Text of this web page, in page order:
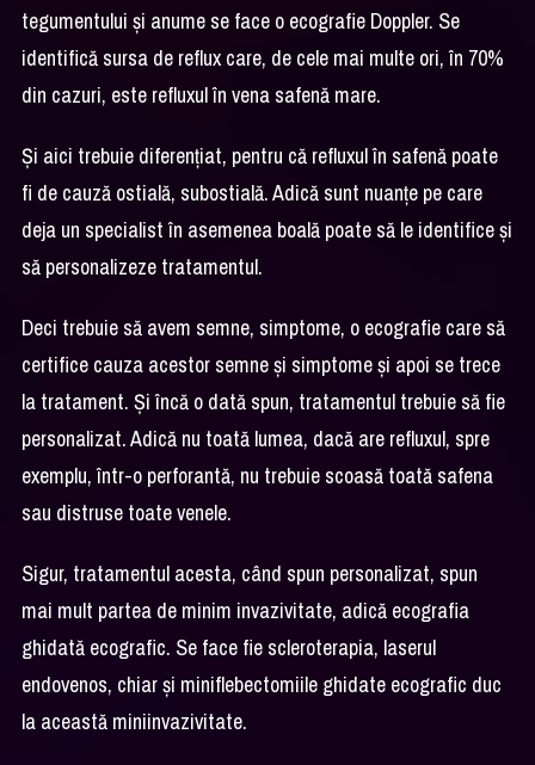
tegumentului și anume se face o ecografie Doppler. Se
identifică sursa de reflux care, de cele mai multe ori, în 70%
din cazuri, este refluxul în vena safenă mare.
Și aici trebuie diferențiat, pentru că refluxul în safenă poate
fi de cauză ostială, subostială. Adică sunt nuanțe pe care
deja un specialist în asemenea boală poate să le identifice și
să personalizeze tratamentul.
Deci trebuie să avem semne, simptome, o ecografie care să
certifice cauza acestor semne și simptome și apoi se trece
la tratament. Și încă o dată spun, tratamentul trebuie să fie
personalizat. Adică nu toată lumea, dacă are refluxul, spre
exemplu, într-o perforantă, nu trebuie scoasă toată safena
sau distruse toate venele.
Sigur, tratamentul acesta, când spun personalizat, spun
mai mult partea de minim invazivitate, adică ecografia
ghidată ecografic. Se face fie scleroterapia, laserul
endovenos, chiar și miniflebectomiile ghidate ecografic duc
la această miniinvazivitate.